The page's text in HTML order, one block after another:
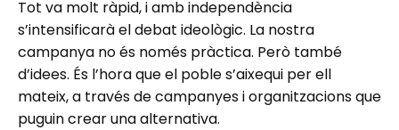
Tot va molt ràpid, i amb independència
s’intensificarà el debat ideològic. La nostra
campanya no és només pràctica. Però també
d’idees. És l’hora que el poble s’aixequi per ell
mateix, a través de campanyes i organitzacions que
puguin crear una alternativa.